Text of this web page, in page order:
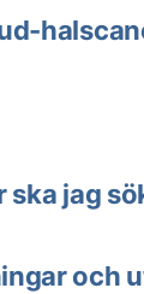
ska jag
och